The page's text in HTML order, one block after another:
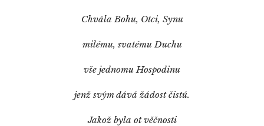
Chvála Bohu, Otci, Synu
milému, svatému Duchu
vše jednomu Hospodinu
jenž svým dává žádost čistú.
Jakož byla ot věčnosti